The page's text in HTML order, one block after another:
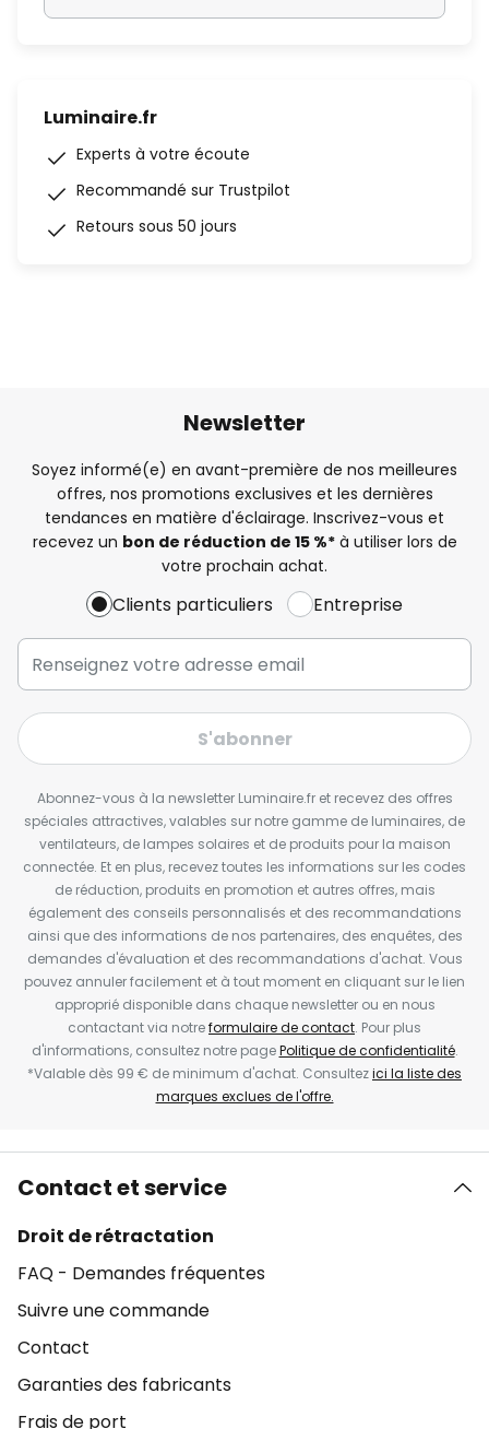
Luminaire.fr
Experts à votre écoute
Recommandé sur Trustpilot
Retours sous 50 jours
Newsletter
Soyez informé(e) en avant-première de nos meilleures
offres, nos promotions exclusives et les dernières
tendances en matière d'éclairage. Inscrivez-vous et
recevez un bon de réduction de 15 %*à utiliser lors de
votre prochain achat.
Clients particuliers Entreprise
S'abonner
Abonnez-vous à la newsletter Luminaire.fr et recevez des offres
spéciales attractives, valables sur notre gamme de luminaires, de
ventilateurs, de lampes solaires et de produits pour la maison
connectée. Et en plus, recevez toutes les informations sur les codes
de réduction, produits en promotion et autres offres, mais
également des conseils personnalisés et des recommandations
ainsi que des informations de nos partenaires, des enquêtes, des
demandes d'évaluation et des recommandations d'achat. Vous
pouvez annuler facilement et à tout moment en cliquant sur le lien
approprié disponible dans chaque newsletter ou en nous
contactant via notreformulaire de contact. Pour plus
d'informations, consultez notre pagePolitique de confidentialité.
*Valable dès 99 € de minimum d'achat. Consultezici la liste des
marques exclues de l'offre.
Contact et service
Droit de rétractation
FAQ - Demandes fréquentes
Suivre une commande
Contact
Garanties des fabricants
Frais de port